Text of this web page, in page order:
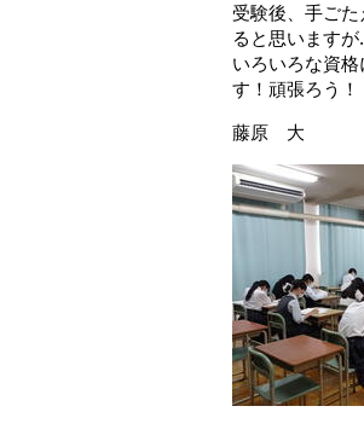
受験後、手ご
ると思います
いろいろな資
す！頑張ろう！
藤原 大